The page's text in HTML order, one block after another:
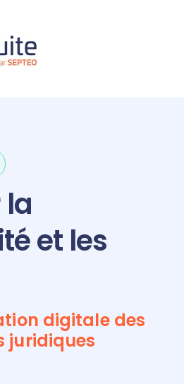
et les
digitale des
juridiques